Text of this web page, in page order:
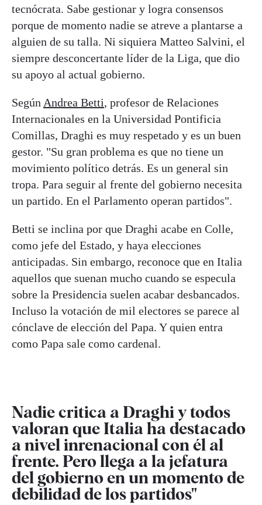
tecnócrata. Sabe gestionar y logra consensos
porque de momento nadie se atreve a plantarse a
alguien de su talla. Ni siquiera Matteo Salvini, el
siempre desconcertante líder de la Liga, que dio
su apoyo al actual gobierno.
Según Andrea Betti, profesor de Relaciones
Internacionales en la Universidad Pontificia
Comillas, Draghi es muy respetado y es un buen
gestor. "Su gran problema es que no tiene un
movimiento político detrás. Es un general sin
tropa. Para seguir al frente del gobierno necesita
un partido. En el Parlamento operan partidos".
Betti se inclina por que Draghi acabe en Colle,
como jefe del Estado, y haya elecciones
anticipadas. Sin embargo, reconoce que en Italia
aquellos que suenan mucho cuando se especula
sobre la Presidencia suelen acabar desbancados.
Incluso la votación de mil electores se parece al
cónclave de elección del Papa. Y quien entra
como Papa sale como cardenal.
Nadie critica a Draghi y todos
valoran que Italia ha destacado
a nivel inrenacional con él al
frente. Pero llega a la jefatura
del gobierno en un momento de
debilidad de los partidos"